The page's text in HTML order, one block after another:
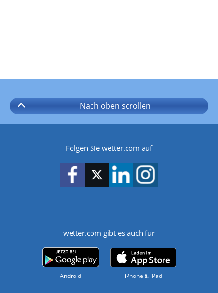
Nach oben scrollen
Folgen Sie wetter.com auf
wetter.com gibt es auch für
Android iPhone & iPad